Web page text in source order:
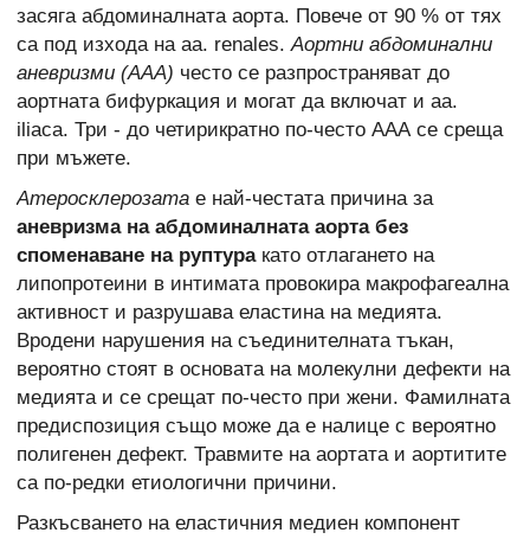
засяга абдоминалната аорта. Повече от 90 % от тях
са под изхода на aa. renales.Аортни абдоминални
аневризми (ААА) често се разпространяват до
аортната бифуркация и могат да включат и aa.
iliaca. Три - до четирикратно по-често ААА се среща
при мъжете.
Атеросклерозата е най-честата причина за
aневризма на абдоминалната аорта без
споменаване на руптура като отлагането на
липопротеини в интимата провокира макрофагеална
активност и разрушава еластина на медията.
Вродени нарушения на съединителната тъкан,
вероятно стоят в основата на молекулни дефекти на
медията и се срещат по-често при жени. Фамилната
предиспозиция също може да е налице с вероятно
полигенен дефект. Травмите на аортата и аортитите
са по-редки етиологични причини.
Разкъсването на еластичния медиен компонент